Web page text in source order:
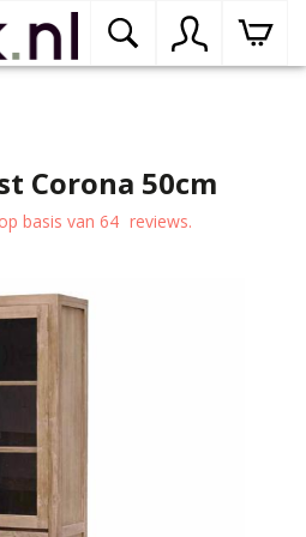
Corona 50cm
op basis van 64 reviews.